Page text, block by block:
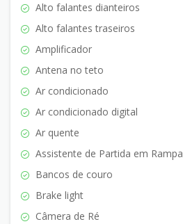
Alto falantes dianteiros
Alto falantes traseiros
Amplificador
Antena no teto
Ar condicionado
Ar condicionado digital
Ar quente
Assistente de Partida em Rampa
Bancos de couro
Brake light
Câmera de Ré